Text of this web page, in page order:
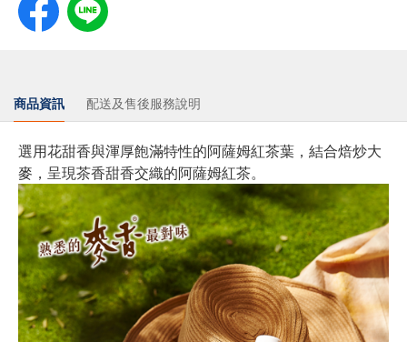
商品資訊 配送及售後服務說明
選用花甜香與渾厚飽滿特性的阿薩姆紅茶葉，結合焙炒大
麥，呈現茶香甜香交織的阿薩姆紅茶。